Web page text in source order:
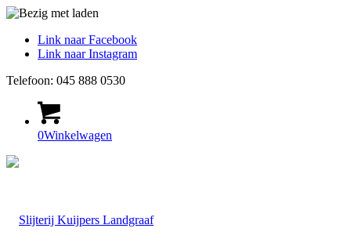
Link naar Facebook
Link naar Instagram
Telefoon: 045 888 0530
0Winkelwagen